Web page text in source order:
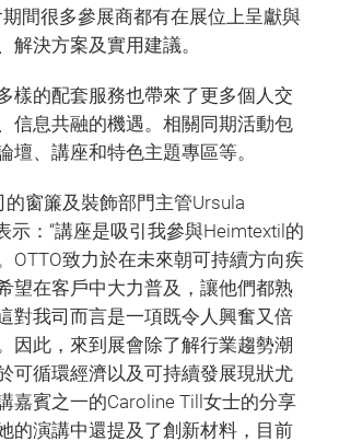
間很多參展商都有在展位上呈獻與
解決方案及實用建議。
樣的配套服務也帶來了更多個人交
信息共融的機遇。相關同期活動包
壇、講座和特色主題專區等。
的窗簾及裝飾部門主管Ursula
示：“講座是吸引我參與Heimtextil的
OTTO致力於在未來朝可持續方向疾
望在客戶中大力普及，讓他們都熟
對我司而言是一項既令人興奮又倍
因此，來到展會除了解行業趨勢潮
可循環經濟以及可持續發展現狀尤
嘉賓之一的Caroline Till女士的分享
的演講中還提及了創新材料，目前